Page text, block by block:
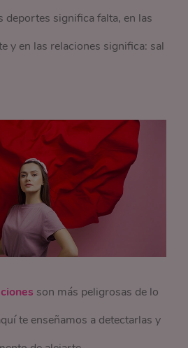
deportes significa falta, en las
y en las relaciones significa: sal
son más peligrosas de lo
te enseñamos a detectarlas y